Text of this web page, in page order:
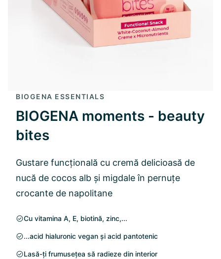
BIOGENA ESSENTIALS
BIOGENA moments - beauty
bites
Gustare funcțională cu cremă delicioasă de
nucă de cocos alb și migdale în pernuțe
crocante de napolitane
Cu vitamina A, E, biotină, zinc,...
...acid hialuronic vegan și acid pantotenic
Lasă-ți frumusețea să radieze din interior